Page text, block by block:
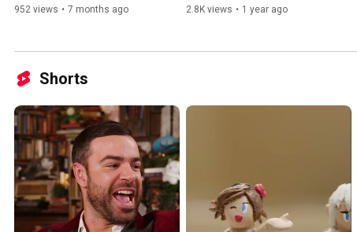
952 views • 7 months ago
2.8K views • 1 year ago
Shorts